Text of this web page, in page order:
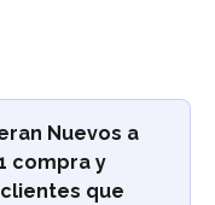
Nuevos a
compra y
que